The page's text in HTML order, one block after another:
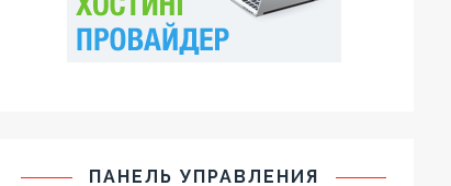
ПАНЕЛЬ УПРАВЛЕНИЯ